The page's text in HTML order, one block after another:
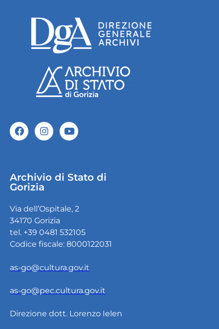
Archivio di Stato di
Gorizia
Via dell’Ospitale, 2
34170 Gorizia
tel. +39 0481 532105
Codice fiscale: 8000122031
as-go@cultura.gov.it
as-go@pec.cultura.gov.it
Direzione dott. Lorenzo Ielen